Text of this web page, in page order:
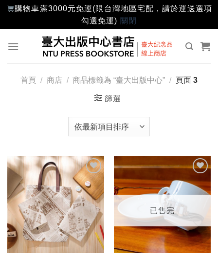
購物車滿3000元免運(限台灣地區宅配，請於運送選項
勾選免運) 關閉
首頁 / 商店 / 商品標籤為 “臺大出版中心” / 頁面 3
篩選
加入
「願
望輕
單」
加入
「願
望輕
已售完